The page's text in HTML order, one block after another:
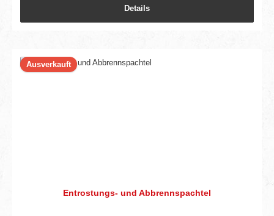
Details
Ausverkauft
Entrostungs- und Abbrennspachtel